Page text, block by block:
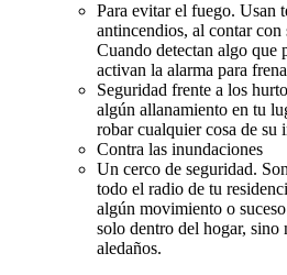
Para evitar el fuego. Usan
antincendios, al contar con
Cuando detectan algo que
activan la alarma para
Seguridad frente a los
algún allanamiento en tu
robar cualquier cosa de su
Contra las inundaciones
Un cerco de seguridad.
todo el radio de tu
algún movimiento o
solo dentro del hogar, sino
aledaños.